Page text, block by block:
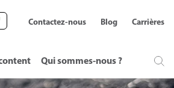
Qui sommes-nous ?
Contactez-nous Blog Carrières